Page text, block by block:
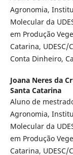
Agronomia,
Molecular da
em Produção
Catarina, UDESC/
Conta Dinheiro,
Joana Neres da
Santa Catarina
Aluno de
Agronomia,
Molecular da
em Produção
Catarina, UDESC/